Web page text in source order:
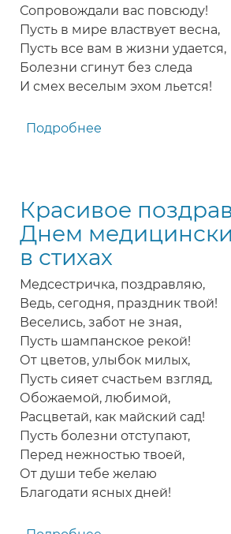
Сопровождали вас повсюду!
Пусть в мире властвует весна,
Пусть все вам в жизни удается,
Болезни сгинут без следа
И смех веселым эхом льется!
Подробнее
Днем
медицинских
сестер
Красивое
Днем
в стихах
Медсестричка, поздравляю,
Ведь, сегодня, праздник твой!
Веселись, забот не зная,
Пусть шампанское рекой!
От цветов, улыбок милых,
Пусть сияет счастьем взгляд,
Обожаемой, любимой,
Расцветай, как майский сад!
Пусть болезни отступают,
Перед нежностью твоей,
От души тебе желаю
Благодати ясных дней!